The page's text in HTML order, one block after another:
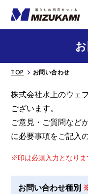
TOP お問い合わせ
株式会社⽔上のウェ
ございます。
ご意⾒・ご質問など
に必要事項をご記入
※印は必須入⼒となりま
お問い合わせ種別